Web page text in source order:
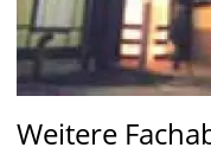
Weitere